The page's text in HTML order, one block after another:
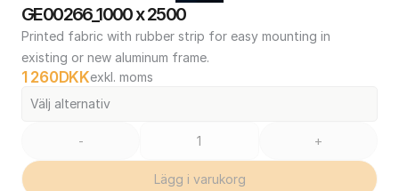
GE00266_1000 x 2500
Printed fabric with rubber strip for easy mounting in
existing or new aluminum frame.
1 260DKKexkl. moms
Välj alternativ
- +
Lägg i varukorg